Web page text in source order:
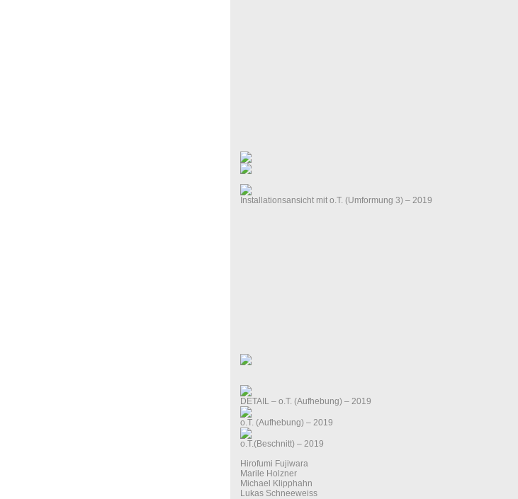
Installationsansicht mit o.T. (Umformung 3) – 2019
DETAIL – o.T. (Aufhebung) – 2019
o.T. (Aufhebung) – 2019
o.T.(Beschnitt) – 2019
Hirofumi Fujiwara
Marile Holzner
Michael Klipphahn
Lukas Schneeweiss